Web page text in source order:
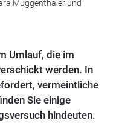
Muggenthaler und
Umlauf, die im
werden. In
vermeintliche
Sie einige
hindeuten.